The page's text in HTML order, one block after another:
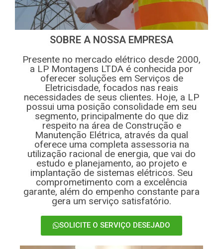
SOBRE A NOSSA EMPRESA
Presente no mercado elétrico desde 2000,
a LP Montagens LTDA é conhecida por
oferecer soluções em Serviços de
Eletricisdade, focados nas reais
necessidades de seus clientes. Hoje, a LP
possui uma posição consolidade em seu
segmento, principalmente do que diz
respeito na área de Construção e
Manutenção Elétrica, através da qual
oferece uma completa assessoria na
utilização racional de energia, que vai do
estudo e planejamento, ao projeto e
implantação de sistemas elétricos. Seu
comprometimento com a excelência
garante, além do empenho constante para
gera um serviço satisfatório.
SOLICITE O SERVIÇO DESEJADO